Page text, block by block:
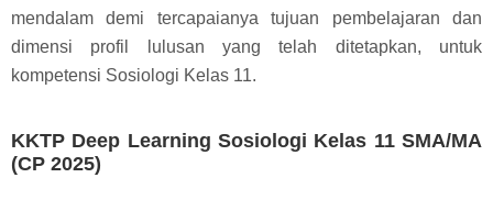
mendalam demi tercapaianya tujuan pembelajaran dan
dimensi profil lulusan yang telah ditetapkan, untuk
kompetensi Sosiologi Kelas 11.
KKTP Deep Learning Sosiologi Kelas 11 SMA/MA
(CP 2025)